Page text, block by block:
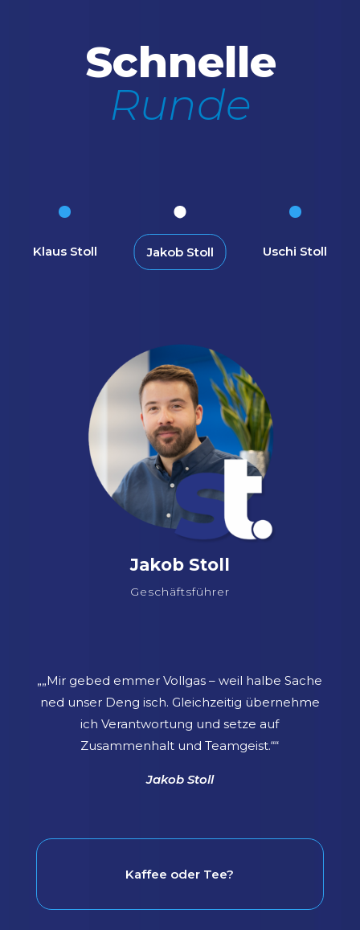
Schnelle
Runde
Klaus Stoll Jakob Stoll Uschi Stoll
Jakob Stoll
Geschäftsführer
„„Mir gebed emmer Vollgas – weil halbe Sache
ned unser Deng isch. Gleichzeitig übernehme
ich Verantwortung und setze auf
Zusammenhalt und Teamgeist.““
Jakob Stoll
Kaffee oder Tee?